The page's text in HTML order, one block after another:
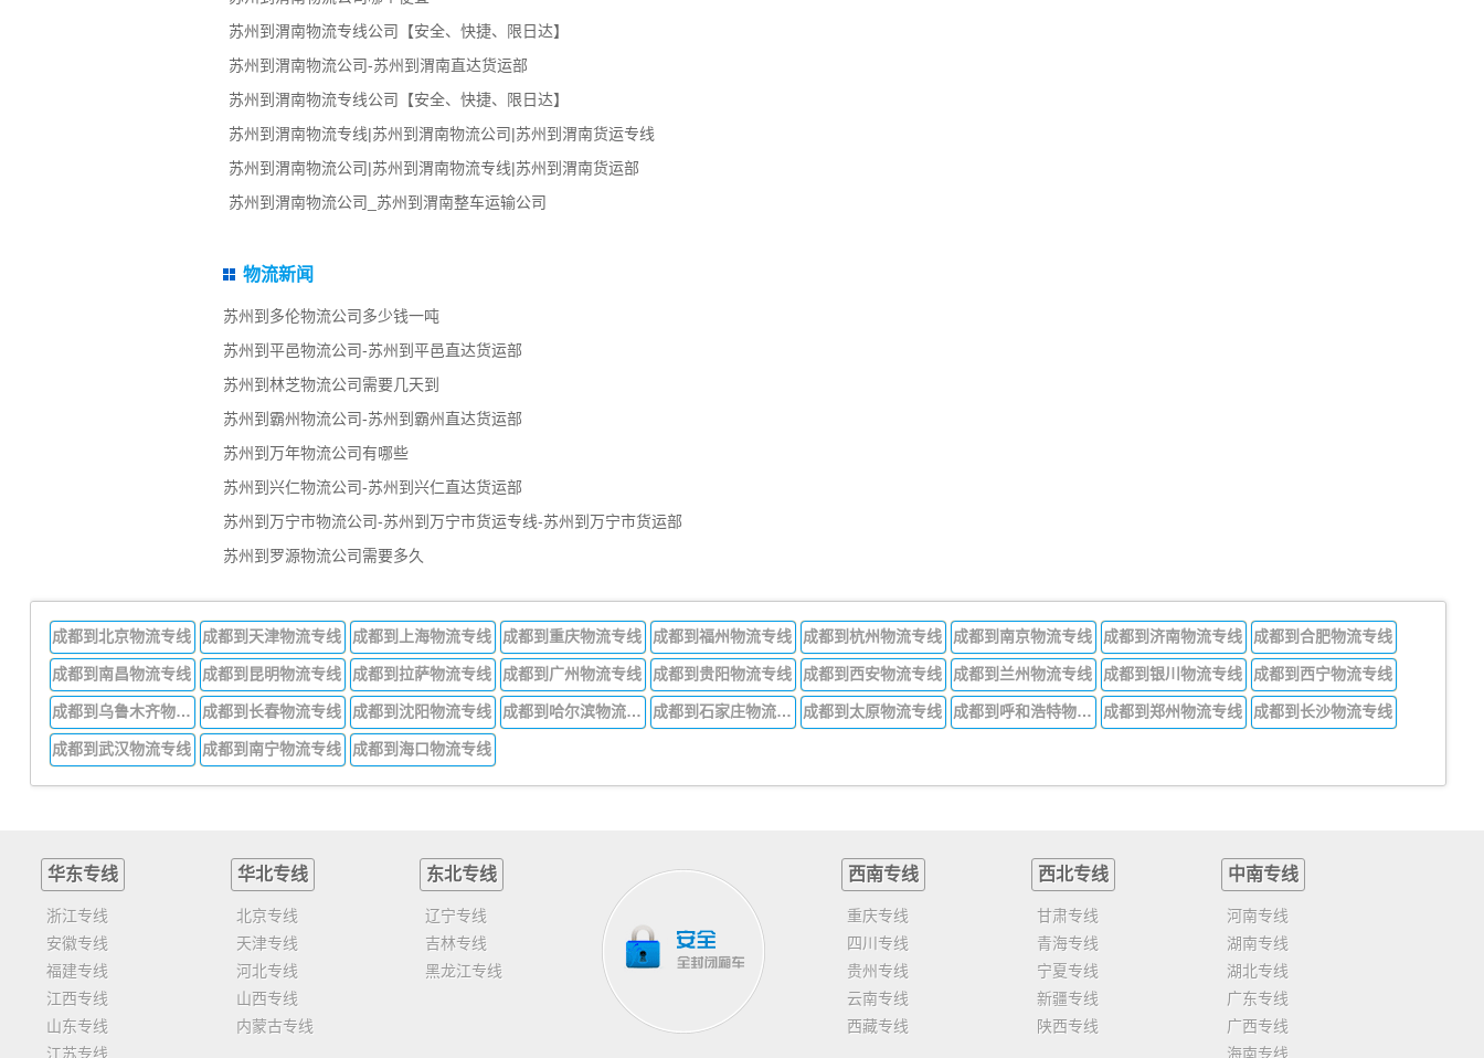
苏州到渭南物流专线公司【安全、快捷、限日达】
苏州到渭南物流公司-苏州到渭南直达货运部
苏州到渭南物流专线公司【安全、快捷、限日达】
苏州到渭南物流专线|苏州到渭南物流公司|苏州到渭南货运专线
苏州到渭南物流公司|苏州到渭南物流专线|苏州到渭南货运部
苏州到渭南物流公司_苏州到渭南整车运输公司
物流新闻
苏州到多伦物流公司多少钱一吨
苏州到平邑物流公司-苏州到平邑直达货运部
苏州到林芝物流公司需要几天到
苏州到霸州物流公司-苏州到霸州直达货运部
苏州到万年物流公司有哪些
苏州到兴仁物流公司-苏州到兴仁直达货运部
苏州到万宁市物流公司-苏州到万宁市货运专线-苏州到万宁市货运部
苏州到罗源物流公司需要多久
成都到北京物流专线 成都到天津物流专线 成都到上海物流专线 成都到重庆物流专线 成都到福州物流专线 成都到杭州物流专线 成都到南京物流专线 成都到济南物流专线 成都到合肥物流专线
成都到南昌物流专线 成都到昆明物流专线 成都到拉萨物流专线 成都到广州物流专线 成都到贵阳物流专线 成都到西安物流专线 成都到兰州物流专线 成都到银川物流专线 成都到西宁物流专线
成都到乌鲁木齐物流专线 成都到长春物流专线 成都到沈阳物流专线 成都到哈尔滨物流专线 成都到石家庄物流专线 成都到太原物流专线 成都到呼和浩特物流专线 成都到郑州物流专线 成都到长沙物流专线
成都到武汉物流专线 成都到南宁物流专线 成都到海口物流专线
华东专线
浙江专线
安徽专线
福建专线
江西专线
山东专线
江苏专线
华北专线
北京专线
天津专线
河北专线
山西专线
内蒙古专线
东北专线
辽宁专线
吉林专线
黑龙江专线
西南专线
重庆专线
四川专线
贵州专线
云南专线
西藏专线
西北专线
甘肃专线
青海专线
宁夏专线
新疆专线
陕西专线
中南专线
河南专线
湖南专线
湖北专线
广东专线
广西专线
海南专线